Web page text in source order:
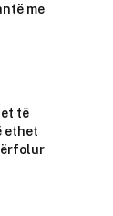
me
të
ethet